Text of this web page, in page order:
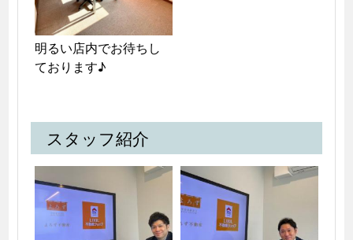
明るい店内でお待ちし
ております♪
スタッフ紹介